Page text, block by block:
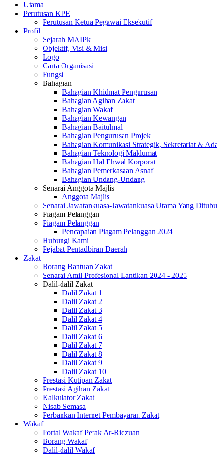
Utama
Perutusan KPE
Perutusan Ketua Pegawai Eksekutif
Profil
Sejarah MAIPk
Objektif, Visi & Misi
Logo
Carta Organisasi
Fungsi
Bahagian
Bahagian Khidmat Pengurusan
Bahagian Agihan Zakat
Bahagian Wakaf
Bahagian Kewangan
Bahagian Baitulmal
Bahagian Pengurusan Projek
Bahagian Komunikasi Strategik, Sekretariat &
Bahagian Teknologi Maklumat
Bahagian Hal Ehwal Korporat
Bahagian Pemerkasaan Asnaf
Bahagian Undang-Undang
Senarai Anggota Majlis
Anggota Majlis
Senarai Jawatankuasa-Jawatankuasa Utama Yang
Piagam Pelanggan
Piagam Pelanggan
Pencapaian Piagam Pelanggan 2024
Hubungi Kami
Pejabat Pentadbiran Daerah
Zakat
Borang Bantuan Zakat
Senarai Amil Profesional Lantikan 2024 - 2025
Dalil-dalil Zakat
Dalil Zakat 1
Dalil Zakat 2
Dalil Zakat 3
Dalil Zakat 4
Dalil Zakat 5
Dalil Zakat 6
Dalil Zakat 7
Dalil Zakat 8
Dalil Zakat 9
Dalil Zakat 10
Prestasi Kutipan Zakat
Prestasi Agihan Zakat
Kalkulator Zakat
Nisab Semasa
Perbankan Internet Pembayaran Zakat
Wakaf
Portal Wakaf Perak Ar-Ridzuan
Borang Wakaf
Dalil-dalil Wakaf